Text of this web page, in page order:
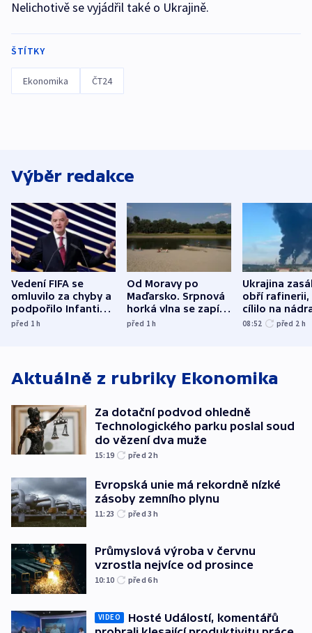
Nelichotivě se vyjádřil také o Ukrajině.
ŠTÍTKY
Ekonomika ČT24
Výběr redakce
Vedení FIFA se
omluvilo za chyby a
podpořilo Infantina.
UEFA trvá na
před 1h
Od Moravy po
Maďarsko. Srpnová
horká vlna se zapíše
do dějin
před 1h
Ukrajina
obří rafinerii,
cílilo na
autobus
08:52 před 2 h
Aktuálně z rubriky Ekonomika
Za dotační podvod ohledně
Technologického parku poslal soud
do vězení dva muže
15:19 před 2h
Evropská unie má rekordně nízké
zásoby zemního plynu
11:23 před 3h
Průmyslová výroba v červnu
vzrostla nejvíce od prosince
10:10 před 6h
VIDEO
Hosté Událostí, komentářů